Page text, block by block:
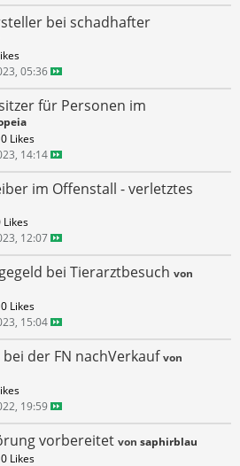
bei schadhafter
05:36
für Personen im
0 Likes
14:14
im Offenstall - verletztes
Likes
12:07
bei Tierarztbesuch von
0 Likes
15:04
der FN nachVerkauf von
19:59
vorbereitet von saphirblau
0 Likes